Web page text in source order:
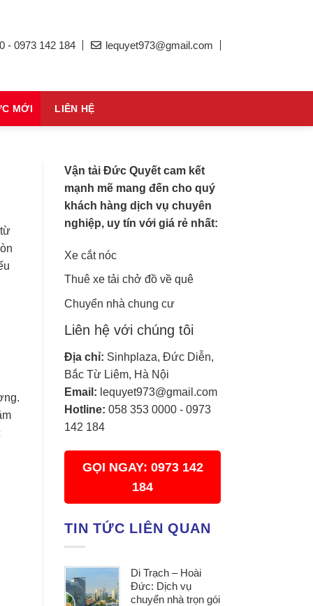
- 0973 142 184 lequyet973@gmail.com
MỚI LIÊN HỆ
Vận tải Đức Quyết cam kết
mạnh mẽ mang đến cho quý
khách hàng dịch vụ chuyên
nghiệp, uy tín với giá rẻ nhất:
Xe cắt nóc
Thuê xe tải chở đồ về quê
Chuyển nhà chung cư
Liên hệ với chúng tôi
Địa chỉ: Sinhplaza, Đức Diễn,
Bắc Từ Liêm, Hà Nội
Email: lequyet973@gmail.com
Hotline: 058 353 0000 - 0973
142 184
GỌI NGAY: 0973 142
184
TIN TỨC LIÊN QUAN
Di Trạch – Hoài
Đức: Dịch vụ
chuyển nhà trọn gói